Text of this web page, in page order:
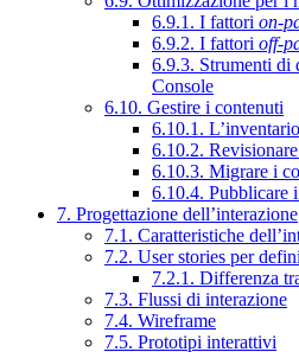
6.9.1. I fattori on-
6.9.2. I fattori off-
6.9.3. Strumenti di
Console
6.10. Gestire i contenuti
6.10.1.
6.10.2.
6.10.3. Migrare i
6.10.4. Pubblicare
7. Progettazione dell’interazione
7.1. Caratteristiche
7.2. User stories per
7.2.1. Differenza
7.3. Flussi di interazione
7.4. Wireframe
7.5. Prototipi interattivi